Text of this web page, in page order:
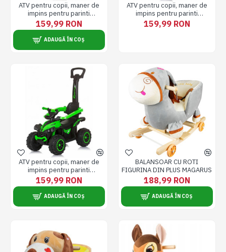
ATV pentru copii, maner de
impins pentru parinti
detasabil, Pentru interior si
exterior, rosu
159,99 RON
ADAUGĂ ÎN COȘ
ATV pentru copii, maner de
impins pentru parinti
detasabil, Pentru interior si
exterior, roz
159,99 RON
ATV pentru copii, maner de
impins pentru parinti
detasabil, Pentru interior si
exterior, verde
159,99 RON
ADAUGĂ ÎN COȘ
BALANSOAR CU ROTI
FIGURINA DIN PLUS MAGARUS
188,99 RON
ADAUGĂ ÎN COȘ